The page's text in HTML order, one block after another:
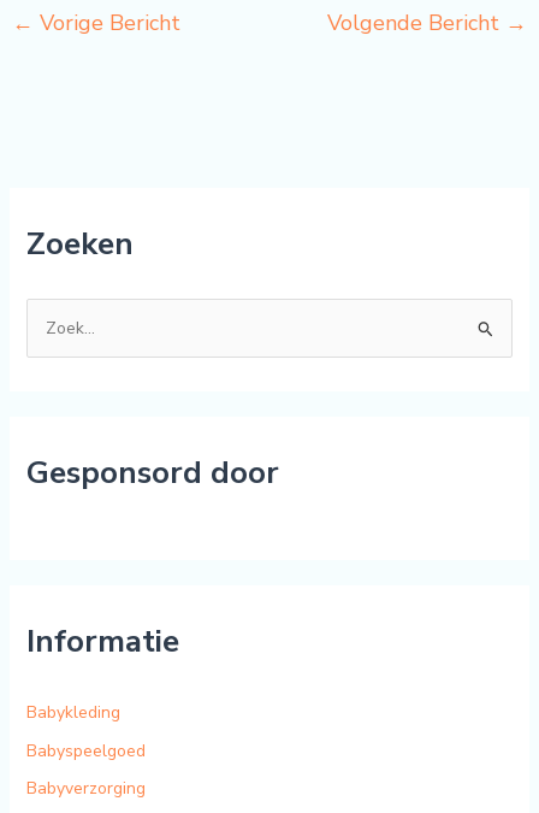
← Vorige Bericht Volgende Bericht →
Zoeken
o
n
Gesponsord door
Informatie
Babykleding
Babyspeelgoed
Babyverzorging